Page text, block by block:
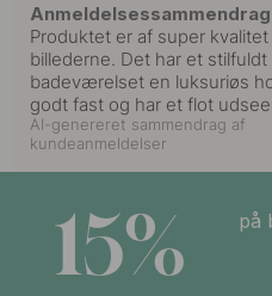
Hand Sanitizer
Shampoo
Anmeldelsessammendrag
Produktet er af super
billederne. Det har et
badeværelset en luksuriøs
godt fast og har et flot
AI-genereret sammendrag af
kundeanmeldelser
15%
på